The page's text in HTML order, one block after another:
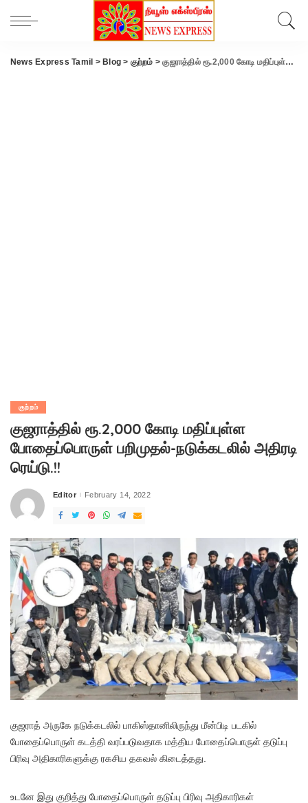
News Express Tamil > Blog > குற்றம் >குஜராத்தில் ரூ.2,000 கோடி மதிப்புள்ள போதைப்பொருள் பறிமுதல்-நடுக்கடலில் அதிரடி ரெய்டு.!!
குற்றம்
குஜராத்தில் ரூ.2,000 கோடி மதிப்புள்ள
போதைப்பொருள் பறிமுதல்-நடுக்கடலில் அதிரடி
ரெய்டு.!!
Posted
Editor February 14, 2022
குஜராத் அருகே நடுக்கடலில் பாகிஸ்தானிலிருந்து மீன்பிடி படகில்
போதைப்பொருள் கடத்தி வரப்படுவதாக மத்திய போதைப்பொருள் தடுப்பு
பிரிவு அதிகாரிகளுக்கு ரகசிய தகவல் கிடைத்தது.
உடனே இது குறித்து போதைப்பொருள் தடுப்பு பிரிவு அதிகாரிகள்